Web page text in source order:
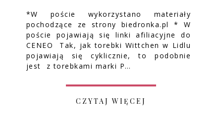
*W poście wykorzystano materiały
pochodzące ze strony biedronka.pl * W
poście pojawiają się linki afiliacyjne do
CENEO Tak, jak torebki Wittchen w Lidlu
pojawiają się cyklicznie, to podobnie
jest z torebkami marki P…
CZYTAJ WIĘCEJ